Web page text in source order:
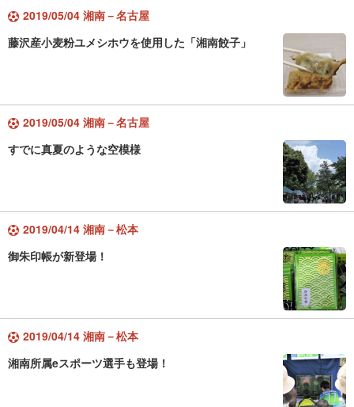
2019/05/04 湘南－名古屋
藤沢産小麦粉ユメシホウを使用した「湘南餃子」
2019/05/04 湘南－名古屋
すでに真夏のような空模様
2019/04/14 湘南－松本
御朱印帳が新登場！
2019/04/14 湘南－松本
湘南所属eスポーツ選手も登場！